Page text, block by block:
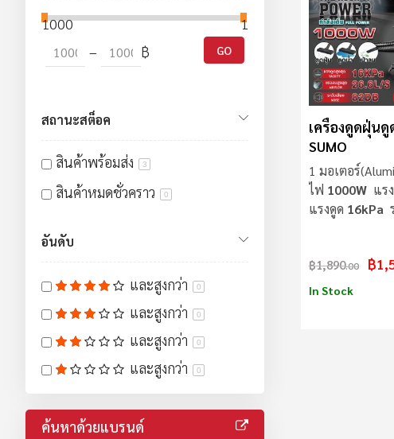
เครื่องดูดฝุ่นดู
SUMO
1 มอเตอร์
ไฟ 1000W แร
แรงดูด 16kPa
฿1,890.00 ฿
In Stock
1000
10000
–
฿ GO
สถานะสต็อค
สินค้าพร้อมส่ง 3
สินค้าหมดชั่วคราว 0
อันดับ
และสูงกว่า 0
และสูงกว่า 0
และสูงกว่า 0
และสูงกว่า 0
ค้นหาด้วยแบรนด์